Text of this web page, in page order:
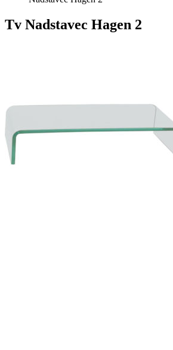
Tv Nadstavec Hagen 2